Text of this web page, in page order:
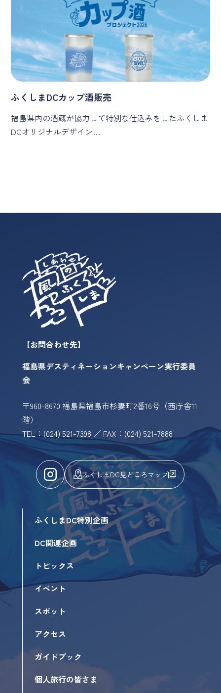
ふくしまDCカップ酒販売
福島県内の酒蔵が協力して特別な仕込みをしたふくしま
DCオリジナルデザイン…
【お問合わせ先】
福島県デスティネーションキャンペーン実行委員
会
〒960-8670 福島県福島市杉妻町2番16号（西庁舎11
階）
TEL：(024) 521-7398 ／ FAX：(024) 521-7888
ふくしまDC見どころマップ
ふくしまDC特別企画
DC関連企画
トピックス
イベント
スポット
アクセス
ガイドブック
個人旅行の皆さま